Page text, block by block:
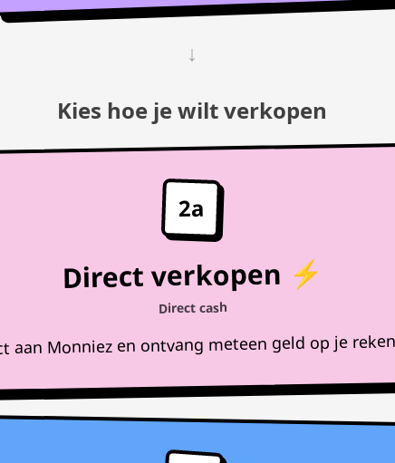
↓
Kies hoe je wilt verkopen
2a
Direct verkopen ⚡
Direct cash
aan Monniez en ontvang meteen geld op je